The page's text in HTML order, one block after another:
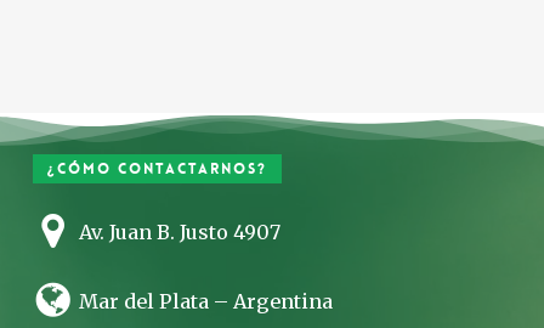
¿Cómo contactarnos?
Av. Juan B. Justo 4907
Mar del Plata – Argentina